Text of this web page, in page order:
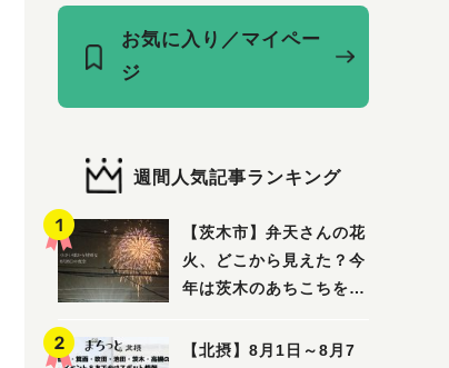
お気に入り／マイペー
ジ
週間人気記事ランキング
【茨木市】弁天さんの花
火、どこから見えた？今
年は茨木のあちこちを巡
【北摂】8月1日～8月7